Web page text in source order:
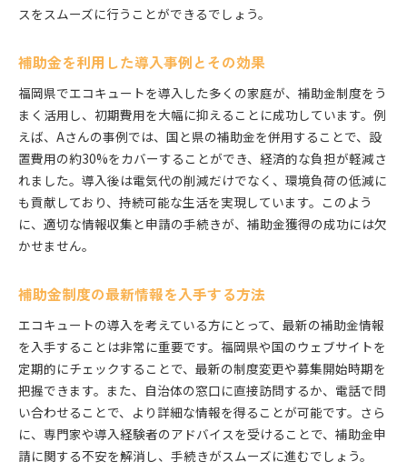
スをスムーズに行うことができるでしょう。
補助金を利用した導入事例とその効果
福岡県でエコキュートを導入した多くの家庭が、補助金制度をう
まく活用し、初期費用を大幅に抑えることに成功しています。例
えば、Aさんの事例では、国と県の補助金を併用することで、設
置費用の約30%をカバーすることができ、経済的な負担が軽減さ
れました。導入後は電気代の削減だけでなく、環境負荷の低減に
も貢献しており、持続可能な生活を実現しています。このよう
に、適切な情報収集と申請の手続きが、補助金獲得の成功には欠
かせません。
補助金制度の最新情報を入手する方法
エコキュートの導入を考えている方にとって、最新の補助金情報
を入手することは非常に重要です。福岡県や国のウェブサイトを
定期的にチェックすることで、最新の制度変更や募集開始時期を
把握できます。また、自治体の窓口に直接訪問するか、電話で問
い合わせることで、より詳細な情報を得ることが可能です。さら
に、専門家や導入経験者のアドバイスを受けることで、補助金申
請に関する不安を解消し、手続きがスムーズに進むでしょう。